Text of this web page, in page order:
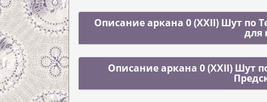
Описание аркана 0 (XXII) Шут по
для
Описание аркана 0 (XXII) Шут